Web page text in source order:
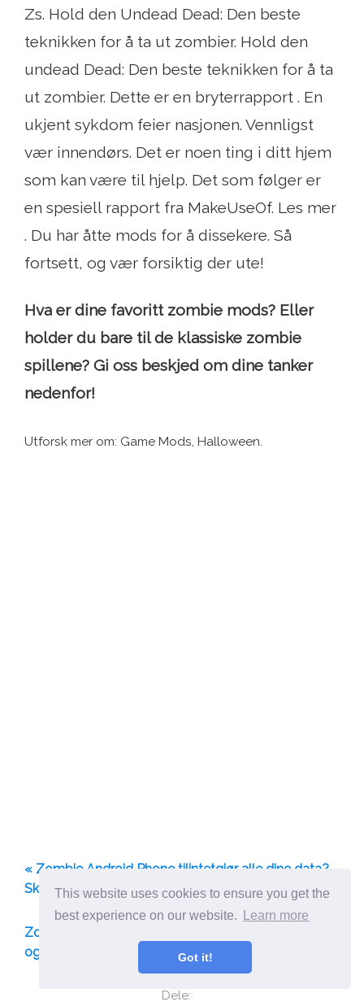
This website uses cookies to ensure you get the
best experience on our website.
Learn more
Got it!
Dele:
Zs. Hold den Undead Dead: Den beste
teknikken for å ta ut zombier. Hold den
undead Dead: Den beste teknikken for å ta
ut zombier. Dette er en bryterrapport . En
ukjent sykdom feier nasjonen. Vennligst
vær innendørs. Det er noen ting i ditt hjem
som kan være til hjelp. Det som følger er
en spesiell rapport fra MakeUseOf. Les mer
. Du har åtte mods for å dissekere. Så
fortsett, og vær forsiktig der ute!
Hva er dine favoritt zombie mods? Eller
holder du bare til de klassiske zombie
spillene? Gi oss beskjed om dine tanker
nedenfor!
Utforsk mer om: Game Mods, Halloween.
« Zombie Android Phone tilintetgjør alle dine data?
Skyt den i hodet med 11 gratis tips og triks
Zombie-Shooter Dead Trigger 2 lansert på Android
og iOS; Skrivebord kommer snart »